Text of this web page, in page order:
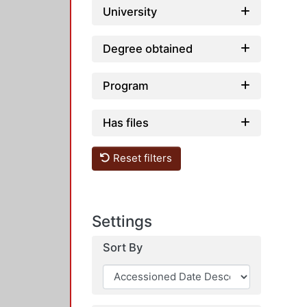
University
Degree obtained
Program
Has files
Reset filters
Settings
Sort By